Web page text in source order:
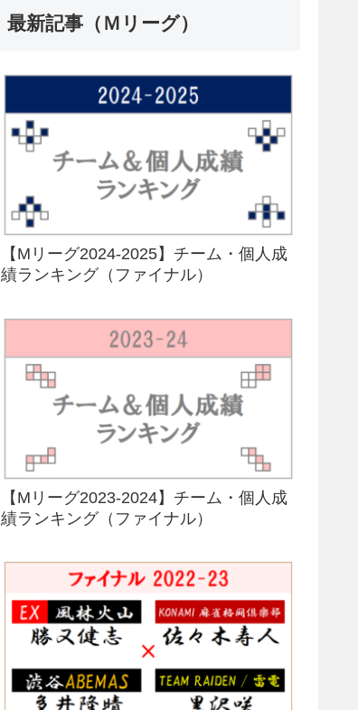
最新記事（Ｍリーグ）
【Mリーグ2024-2025】チーム・個人成
績ランキング（ファイナル）
【Mリーグ2023-2024】チーム・個人成
績ランキング（ファイナル）